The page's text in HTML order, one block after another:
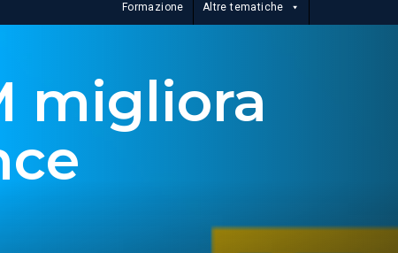
Formazione Altre tematiche
migliora